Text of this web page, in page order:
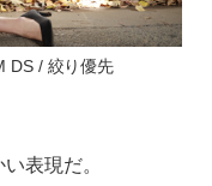
DS / 絞り優先
表現だ。